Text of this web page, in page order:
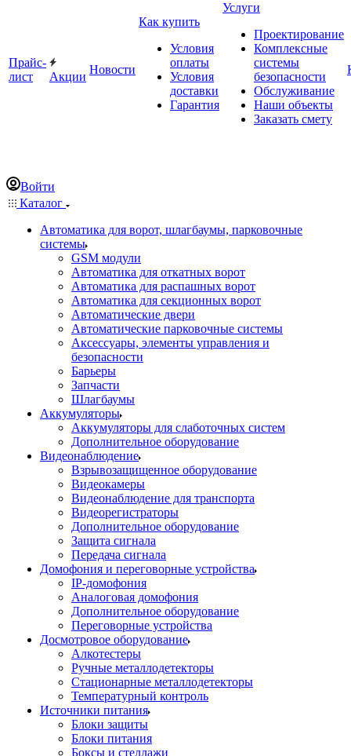
Прайс-
лист
Акции
Новости
Как купить
Условия
оплаты
Условия
доставки
Гарантия
Услуги
Проектирование
Комплексные
системы
безопасности
Обслуживание
Наши объекты
Заказать смету
Войти
Каталог
Автоматика для ворот, шлагбаумы, парковочные
системы
GSM модули
Автоматика для откатных ворот
Автоматика для распашных ворот
Автоматика для секционных ворот
Автоматические двери
Автоматические парковочные системы
Аксессуары, элементы управления и
безопасности
Барьеры
Запчасти
Шлагбаумы
Аккумуляторы
Аккумуляторы для слаботочных систем
Дополнительное оборудование
Видеонаблюдение
Взрывозащищенное оборудование
Видеокамеры
Видеонаблюдение для транспорта
Видеорегистраторы
Дополнительное оборудование
Защита сигнала
Передача сигнала
Домофония и переговорные устройства
IP-домофония
Аналоговая домофония
Дополнительное оборудование
Переговорные устройства
Досмотровое оборудование
Алкотестеры
Ручные металлодетекторы
Стационарные металлодетекторы
Температурный контроль
Источники питания
Блоки защиты
Блоки питания
Боксы и стеллажи